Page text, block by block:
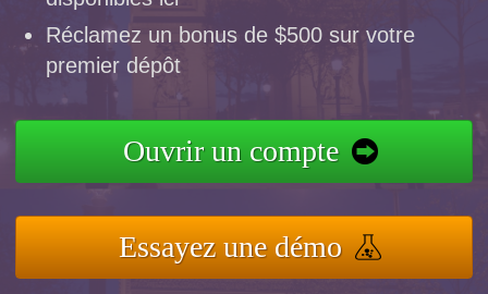
Réclamez un bonus de $500 sur votre
premier dépôt
Ouvrir un compte
Essayez une démo